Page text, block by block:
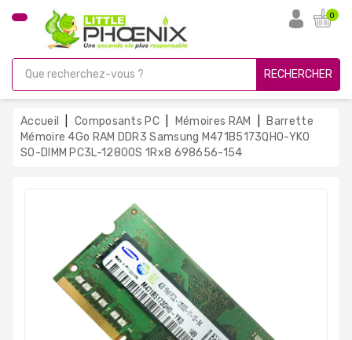
CATÉGORIE
Gamer
Unités
Centrales
Reconditionnées
0
RECHERCHER
Accueil Composants PC Mémoires RAM
Barrette
Mémoire 4Go RAM DDR3 Samsung M471B5173QH0-YK0
SO-DIMM PC3L-12800S 1Rx8 698656-154